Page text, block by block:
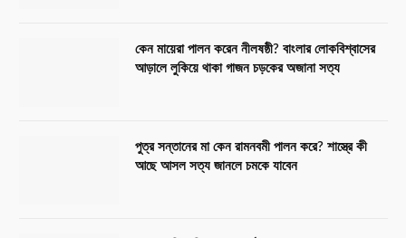
কেন মায়েরা পালন করেন নীলষষ্ঠী? বাংলার লোকবিশ্বাসের
আড়ালে লুকিয়ে থাকা গাজন চড়কের অজানা সত্য
পুত্র সন্তানের মা কেন রামনবমী পালন করে? শাস্ত্রে কী
আছে আসল সত্য জানলে চমকে যাবেন